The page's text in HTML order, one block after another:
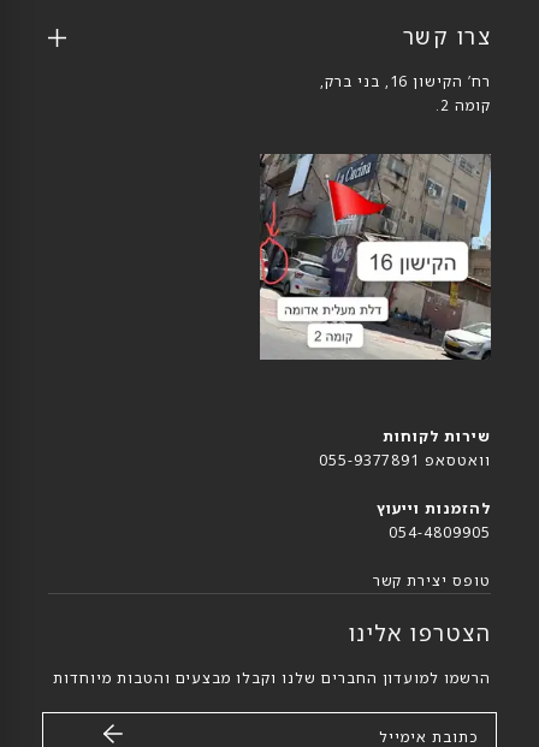
צרו קשר
רח’ הקישון 16, בני ברק,
קומה 2.
שירות לקוחות
וואטסאפ 055-9377891
להזמנות וייעוץ
054-4809905
טופס יצירת קשר
הצטרפו אלינו
הרשמו למועדון החברים שלנו וקבלו מבצעים והטבות מיוחדות
כתובת אימייל